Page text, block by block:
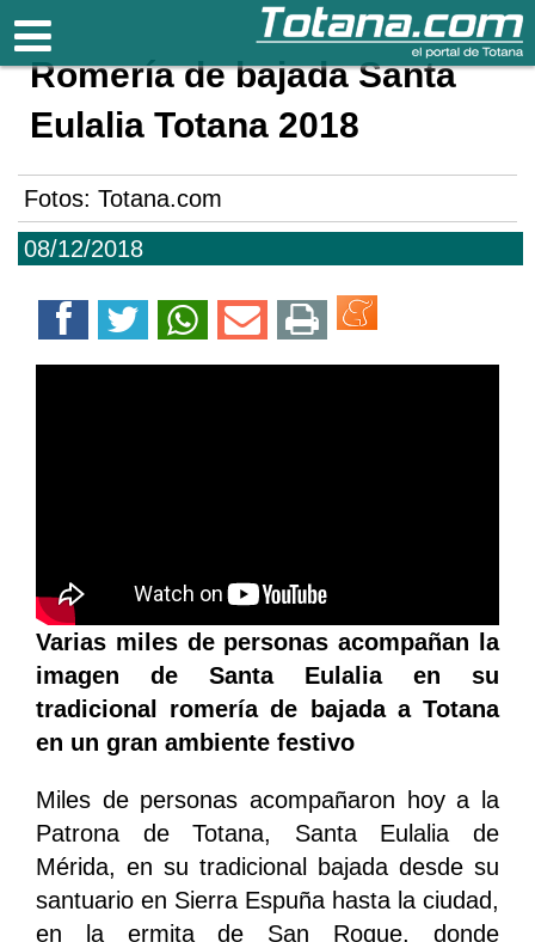
Totana.com
08/12/2018
Romería de bajada Santa
Eulalia Totana 2018
Fotos: Totana.com
Varias miles de personas acompañan la
imagen de Santa Eulalia en su
tradicional romería de bajada a Totana
en un gran ambiente festivo
Miles de personas acompañaron hoy a la
Patrona de Totana, Santa Eulalia de
Mérida, en su tradicional bajada desde su
santuario en Sierra Espuña hasta la ciudad,
en la ermita de San Roque, donde